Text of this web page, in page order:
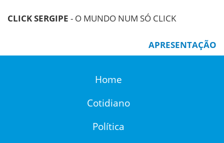
CLICK SERGIPE - O MUNDO NUM SÓ CLICK
APRESENTAÇÃO
Home
Cotidiano
Política